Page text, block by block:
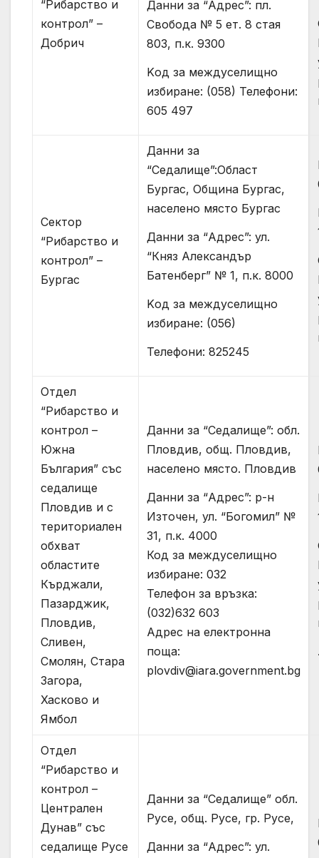
“Рибарство и
контрол” –
Добрич
Данни за “Адрес”: пл.
Свобода № 5 ет. 8 стая
803, п.к. 9300
Kод за междуселищно
избиране: (058) Телефони:
605 497
Сектор
“Рибарство и
контрол” –
Бургас
Данни за
“Седалище”:Област
Бургас, Община Бургас,
населено място Бургас
Данни за “Адрес”: ул.
“Княз Александър
Батенберг” № 1, п.к. 8000
Kод за междуселищно
избиране: (056)
Телефони: 825245
Отдел
“Рибарство и
контрол –
Южна
България” със
седалище
Пловдив и с
териториален
обхват
областите
Кърджали,
Пазарджик,
Пловдив,
Сливен,
Смолян, Стара
Загора,
Хасково и
Ямбол
Данни за “Седалище”: обл.
Пловдив, общ. Пловдив,
населено място. Пловдив
Данни за “Адрес”: р-н
Източен, ул. “Богомил” №
31, п.к. 4000
Код за междуселищно
избиране: 032
Телефон за връзка:
(032)632 603
Адрес на електронна
поща:
plovdiv@iara.government.bg
Отдел
“Рибарство и
контрол –
Централен
Дунав” със
седалище Русе
Данни за “Седалище” обл.
Русе, общ. Русе, гр. Русе,
Данни за “Адрес”: ул.